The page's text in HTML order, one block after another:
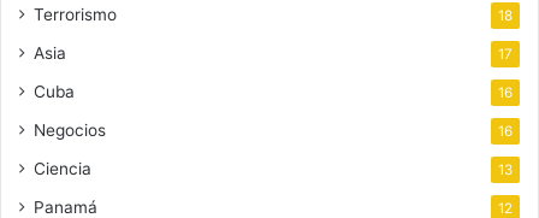
Terrorismo 18
Asia 17
Cuba 16
Negocios 16
Ciencia 13
Panamá 12